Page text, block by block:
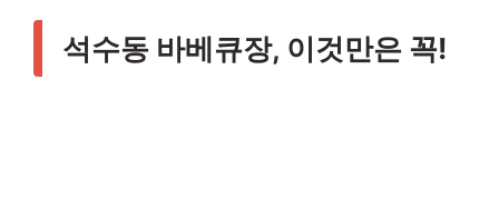
석수동 바베큐장, 이것만은 꼭!